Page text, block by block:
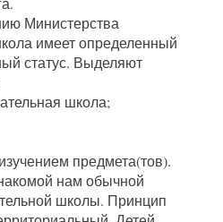
Министерства
имеет определенный
статус. Выделяют
школа;
предмета(тов).
нам обычной
школы. Принцип